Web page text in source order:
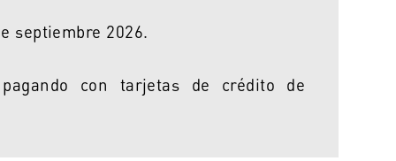
septiembre 2026.
con tarjetas de crédito de